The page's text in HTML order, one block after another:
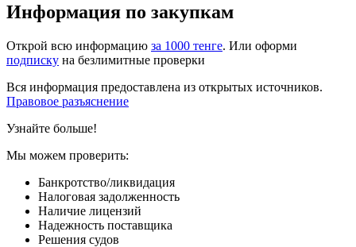
Информация по закупкам
Открой всю информацию за 1000 тенге. Или оформи
подписку на безлимитные проверки
Вся информация предоставлена из открытых источников.
Правовое разъяснение
Узнайте больше!
Мы можем проверить:
Банкротство/ликвидация
Налоговая задолженность
Наличие лицензий
Надежность поставщика
Решения судов